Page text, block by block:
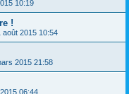
10:19
!
août 2015 10:54
2015 21:58
06:44